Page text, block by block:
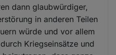
dann glaubwürdiger,
in anderen Teilen
würde und vor allem
Kriegseinsätze und